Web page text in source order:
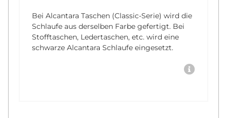
Bei Alcantara Taschen (Classic-Serie) wird die
Schlaufe aus derselben Farbe gefertigt. Bei
Stofftaschen, Ledertaschen, etc. wird eine
schwarze Alcantara Schlaufe eingesetzt.